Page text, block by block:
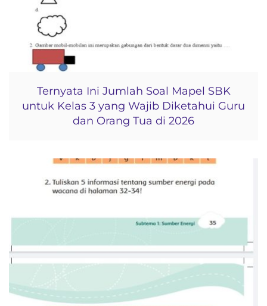
Ternyata Ini Jumlah Soal Mapel SBK
untuk Kelas 3 yang Wajib Diketahui Guru
dan Orang Tua di 2026